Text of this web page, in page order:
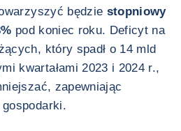
będzie stopniowy
pod koniec roku. Deficyt na
który spadł o 14 mld
kwartałami 2023 i 2024 r.,
zapewniając